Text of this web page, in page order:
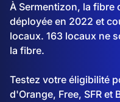
À Sermentizon, la fibre
déployée en 2022 et
locaux. 163 locaux ne
la fibre.
Testez votre éligibilité
d'Orange, Free, SFR et